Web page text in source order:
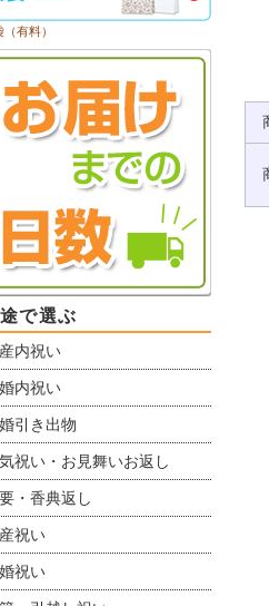
（有料）
で選ぶ
内祝い
内祝い
引き出物
祝い・お見舞いお返し
・香典返し
祝い
祝い